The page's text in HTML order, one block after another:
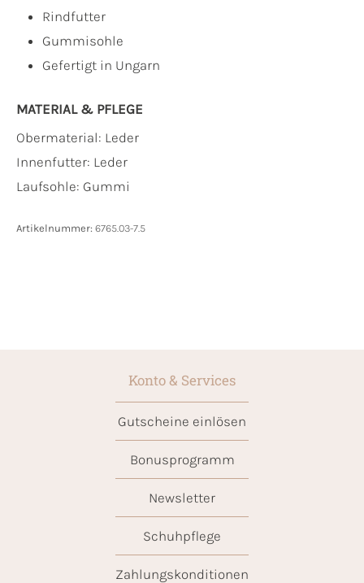
Rindfutter
Gummisohle
Gefertigt in Ungarn
MATERIAL & PFLEGE
Obermaterial: Leder
Innenfutter: Leder
Laufsohle: Gummi
Artikelnummer: 6765.03-7.5
Konto & Services
Gutscheine einlösen
Bonusprogramm
Newsletter
Schuhpflege
Zahlungskonditionen